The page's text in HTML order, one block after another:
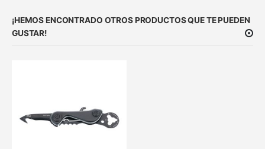
¡HEMOS ENCONTRADO OTROS PRODUCTOS QUE TE PUEDEN
GUSTAR!